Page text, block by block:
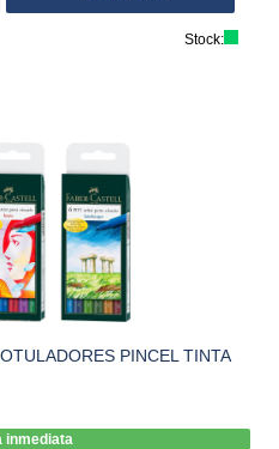
Stock:
PINCEL TINTA
inmediata